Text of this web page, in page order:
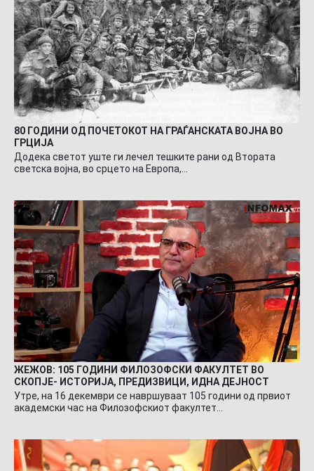
80 ГОДИНИ ОД ПОЧЕТОКОТ НА ГРАЃАНСКАТА ВОЈНА ВО
ГРЦИЈА
Додека светот уште ги лечел тешките рани од Втората
светска војна, во срцето на Европа,…
ЖЕЖОВ: 105 ГОДИНИ ФИЛОЗОФСКИ ФАКУЛТЕТ ВО
СКОПЈЕ- ИСТОРИЈА, ПРЕДИЗВИЦИ, ИДНА ДЕЈНОСТ
Утре, на 16 декември се навршуваат 105 години од првиот
академски час на Филозофскиот факултет…